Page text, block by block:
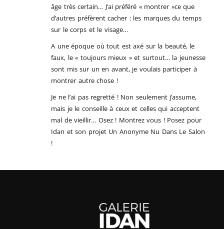
âge très certain… J’ai préféré « montrer »ce que
d’autres préfèrent cacher : les marques du temps
sur le corps et le visage…
A une époque où tout est axé sur la beauté, le
faux, le « toujours mieux » et surtout… la jeunesse
sont mis sur un en avant, je voulais participer à
montrer autre chose !
Je ne l’ai pas regretté ! Non seulement j’assume,
mais je le conseille à ceux et celles qui acceptent
mal de vieillir… Osez ! Montrez vous ! Posez pour
Idan et son projet Un Anonyme Nu Dans Le Salon
!